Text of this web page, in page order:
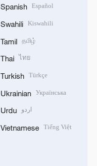
Spanish Español
Swahili Kiswahili
Tamil தமிழ்
Thai ไทย
Turkish Türkçe
Ukrainian Українська
Urdu اردو
Vietnamese Tiếng Việt